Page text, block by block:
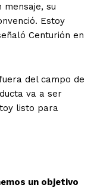
mensaje, su
Estoy
Centurión en
del campo de
va a ser
listo para
un objetivo